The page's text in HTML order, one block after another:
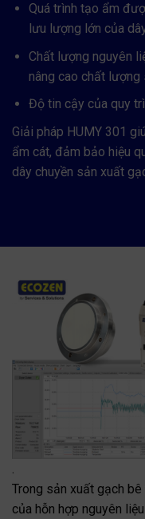
Quá trình tạo ẩm
lưu lượng lớn của
Chất lượng nguyên
nâng cao chất
Độ tin cậy của quy
Giải pháp HUMY 301
ẩm cát, đảm bảo hiệu
dây chuyền sản xuất
Trong sản xuất gạch
của hỗn hợp nguyên